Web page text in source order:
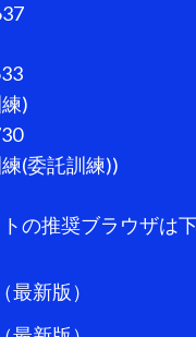
)
(委託訓練))
の推奨ブラウザは
最新版）